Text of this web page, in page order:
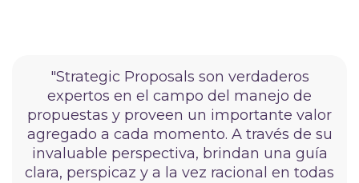
"Strategic Proposals son verdaderos
expertos en el campo del manejo de
propuestas y proveen un importante valor
agregado a cada momento. A través de su
invaluable perspectiva, brindan una guía
clara, perspicaz y a la vez racional en todas